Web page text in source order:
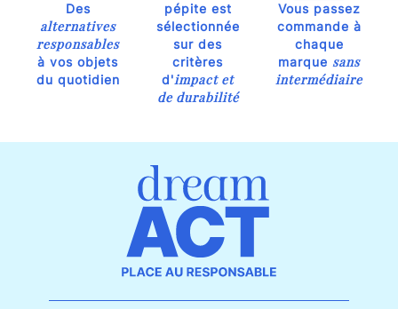
Des
alternatives
responsables
à vos objets
du quotidien
pépite est
sélectionnée
sur des
critères
d'impact et
de durabilité
Vous passez
commande à
chaque
marque sans
intermédiaire